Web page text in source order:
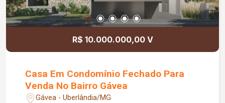
gourmet e lavabo Área de serviço: Preto São
Gabriel Escovado Luminotécnico completo (
exceto pendentes ) Espelhos com led Louças e
água quente Detalhes : Pedra natural travertino
nacional anticato e ripado de madeira na garagem
.
R$ 10.000.000,00 V
Casa Em Condomínio Fechado Para
Venda No Bairro Gávea
Gávea - Uberlândia/MG